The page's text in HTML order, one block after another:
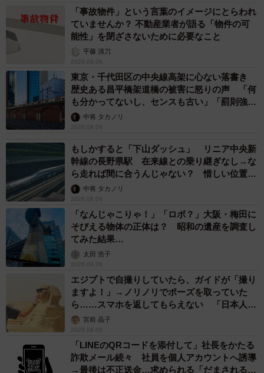
「事故物件」という言葉のイメージにとらわれ
ていませんか？ 不動産業者が語る「物件の可
能性」を閉ざさないために必要なこと
平藤 清刀
2026.08.06
東京・千代田区の中央線高架に心ない落書き
歴史ある昌平橋架道橋の被害に怒りの声 「何
も分かってないし、センスも古い」「罰則強化
して」中将 タカノリ
2026.08.06
もしかすると「下山ダッシュ」 リニア中央新
幹線の長野県駅 在来線との乗り継ぎなし→な
ら走れば間に合うんじゃない？ 惜しい位置関
係が反響
中将 タカノリ
2026.08.06
「なんじゃこりゃ！」「ロボ？」大阪・梅田に
そびえる物体の正体は？ 昭和の遺産を調査し
てみた結果…
太田 浩子
2026.08.06
エジプトで自撮りしていたら、ガイドが「撮り
ますよ！」→ノリノリでポーズを取っていた
ら……スマホを返してもらえない 「日本人は
カモ代表かも」「私は6時間で3万円払った」
宮前 晶子
2026.08.06
「LINEのQRコードを添付して」社長をかたる
詐欺メール続々 社員を個人アカウントへ誘導
→最後は不正送金…求められる「だまされる前